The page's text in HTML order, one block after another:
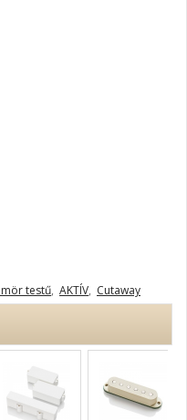
testű, AKTÍV, Cutaway